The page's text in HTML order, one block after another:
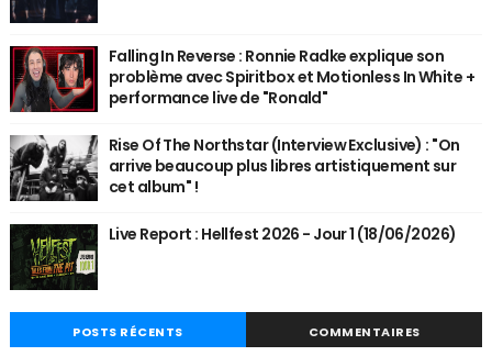
Falling In Reverse : Ronnie Radke explique son
problème avec Spiritbox et Motionless In White +
performance live de "Ronald"
Rise Of The Northstar (Interview Exclusive) : "On
arrive beaucoup plus libres artistiquement sur
cet album" !
Live Report : Hellfest 2026 - Jour 1 (18/06/2026)
POSTS RÉCENTS COMMENTAIRES